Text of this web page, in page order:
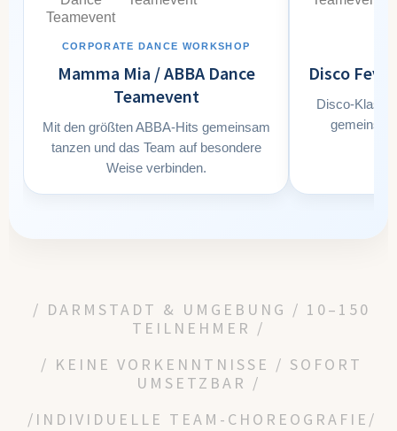
CORPORATE DANCE WORKSHOP
Mamma Mia / ABBA Dance
Teamevent
Mit den größten ABBA-Hits gemeinsam
tanzen und das Team auf besondere
Weise verbinden.
Disco
Disco-
/ DARMSTADT & UMGEBUNG / 10–150
TEILNEHMER /
/ KEINE VORKENNTNISSE / SOFORT
UMSETZBAR /
/INDIVIDUELLE TEAM-CHOREOGRAFIE/